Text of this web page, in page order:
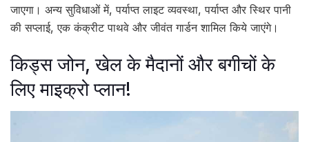
जाएगा। अन्य सुविधाओं में, पर्याप्त लाइट व्यवस्था, पर्याप्त और स्थिर पानी
की सप्लाई, एक कंक्रीट पाथवे और जीवंत गार्डन शामिल किये जाएंगे।
किड्स जोन, खेल के मैदानों और बगीचों के
लिए माइक्रो प्लान!